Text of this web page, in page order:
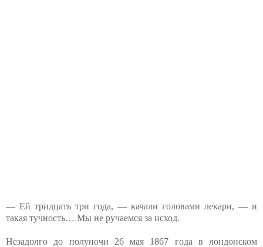
— Ей тридцать три года, — качали головами лекари, — и
такая тучность… Мы не ручаемся за исход.
Незадолго до полуночи 26 мая 1867 года в лондонском